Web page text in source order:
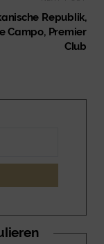
Republik,
Campo, Premier
Club